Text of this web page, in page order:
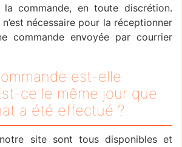
commande, en toute discrétion.
nécessaire pour la réceptionner
commande envoyée par courrier
est-elle
ce le même jour que
a été effectué ?
site sont tous disponibles et